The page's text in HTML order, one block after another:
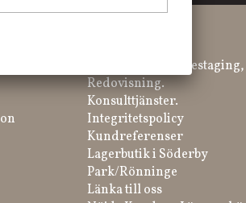
Inredning & Homestaging,
Redovisning.
Konsulttjänster.
Integritetspolicy
Kundreferenser
Lagerbutik i Söderby
Park/Rönninge
Länka till oss